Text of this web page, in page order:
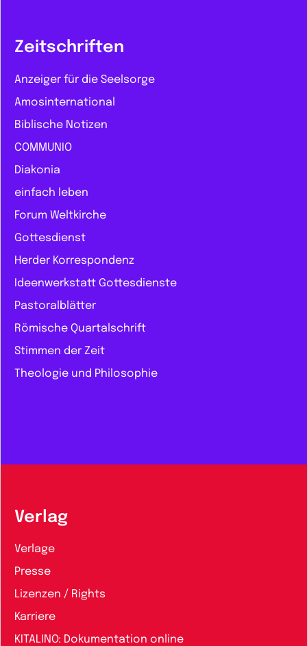
Zeitschriften
Anzeiger für die Seelsorge
Amosinternational
Biblische Notizen
COMMUNIO
Diakonia
einfach leben
Forum Weltkirche
Gottesdienst
Herder Korrespondenz
Ideenwerkstatt Gottesdienste
Pastoralblätter
Römische Quartalschrift
Stimmen der Zeit
Theologie und Philosophie
Verlag
Verlage
Presse
Lizenzen / Rights
Karriere
KITALINO: Dokumentation online